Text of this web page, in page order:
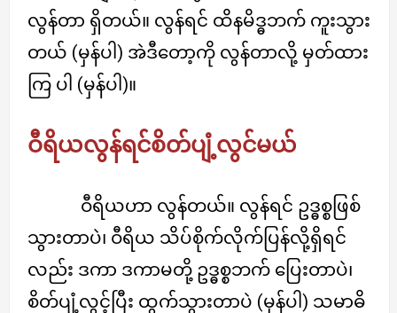
လွန်တာ ရှိတယ်။ လွန်ရင် ထိနမိဒ္ဓဘက် ကူးသွား
တယ် (မှန်ပါ) အဲဒီတော့ကို လွန်တာလို့ မှတ်ထား
ကြ ပါ (မှန်ပါ)။
ဝီရိယလွန်ရင်စိတ်ပျံ့လွင်မယ်
ဝီရိယဟာ လွန်တယ်။ လွန်ရင် ဥဒ္ဓစ္စဖြစ်
သွားတာပဲ၊ ဝီရိယ သိပ်စိုက်လိုက်ပြန်လို့ရှိရင်
လည်း ဒကာ ဒကာမတို့ ဥဒ္ဓစ္စဘက် ပြေးတာပဲ၊
စိတ်ပျံ့လွင့်ပြီး ထွက်သွားတာပဲ (မှန်ပါ) သမာဓိ